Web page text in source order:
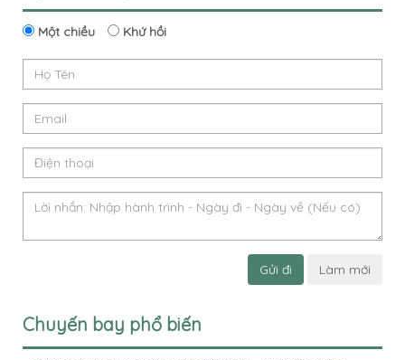
Một chiều Khứ hồi
Gửi đi Làm mới
Chuyến bay phổ biến